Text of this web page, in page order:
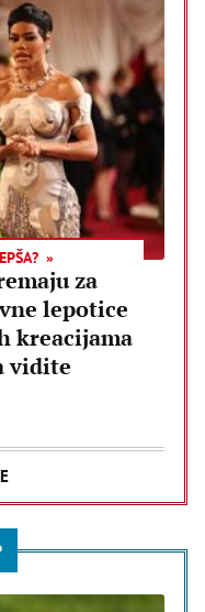
za
lepotice
kreacijama
vidite